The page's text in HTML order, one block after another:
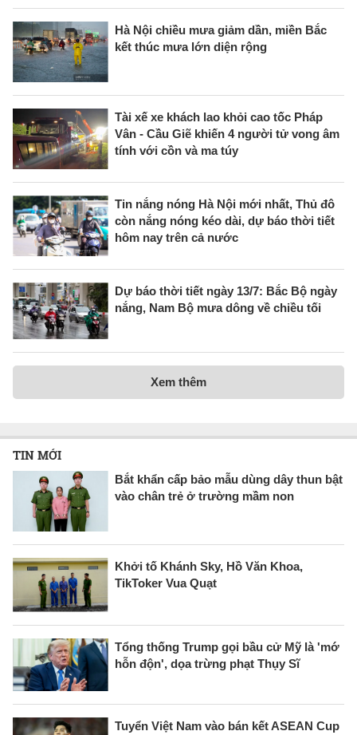
Hà Nội chiều mưa giảm dần, miền Bắc
kết thúc mưa lớn diện rộng
Tài xế xe khách lao khỏi cao tốc Pháp
Vân - Cầu Giẽ khiến 4 người tử vong âm
tính với cồn và ma túy
Tin nắng nóng Hà Nội mới nhất, Thủ đô
còn nắng nóng kéo dài, dự báo thời tiết
hôm nay trên cả nước
Dự báo thời tiết ngày 13/7: Bắc Bộ ngày
nắng, Nam Bộ mưa dông về chiều tối
Xem thêm
TIN MỚI
Bắt khẩn cấp bảo mẫu dùng dây thun bật
vào chân trẻ ở trường mầm non
Khởi tố Khánh Sky, Hồ Văn Khoa,
TikToker Vua Quạt
Tổng thống Trump gọi bầu cử Mỹ là 'mớ
hỗn độn', dọa trừng phạt Thụy Sĩ
Tuyển Việt Nam vào bán kết ASEAN Cup